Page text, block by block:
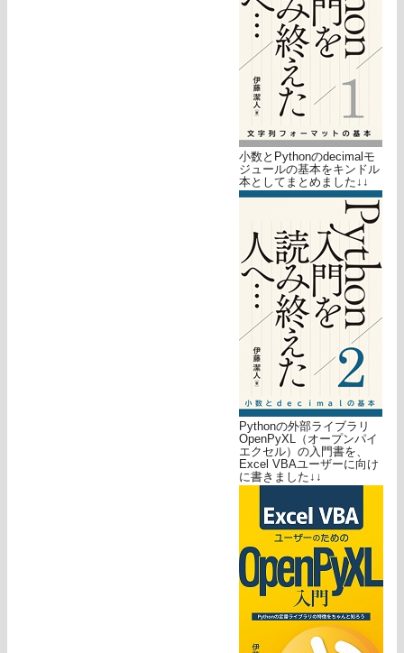
小数とPythonのdecimalモ
ジュールの基本をキンドル
本としてまとめました↓↓
Pythonの外部ライブラリ
OpenPyXL（オープンパイ
エクセル）の入門書を、
Excel VBAユーザーに向け
に書きました↓↓